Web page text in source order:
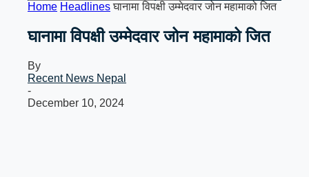
Home Headlines घानामा विपक्षी उम्मेदवार जोन महामाको जित
घानामा विपक्षी उम्मेदवार जोन महामाको जित
By
Recent News Nepal
-
December 10, 2024